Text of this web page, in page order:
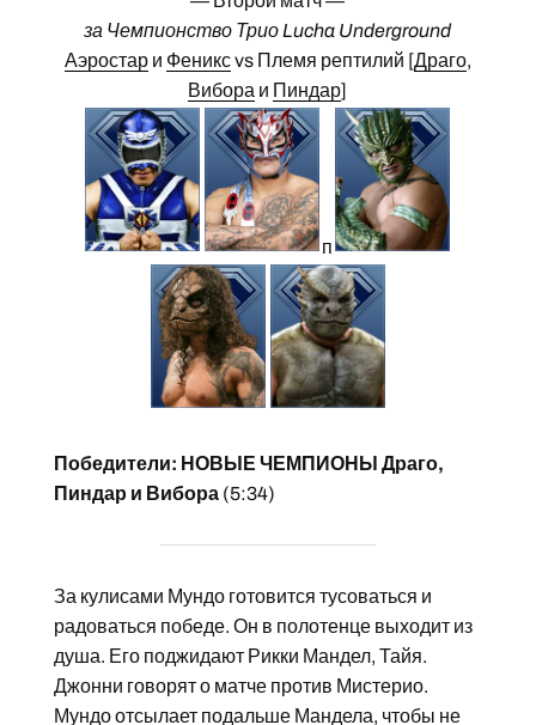
за Чемпионство Трио Lucha Underground
Аэростари Фениксvs Племя рептилий [Драго,
Вибора и Пиндар]
п
Победители: НОВЫЕ ЧЕМПИОНЫ Драго,
Пиндар и Вибора(5:34)
За кулисами Мундо готовится тусоваться и
радоваться победе. Он в полотенце выходит из
душа. Его поджидают Рикки Мандел, Тайя.
Джонни говорят о матче против Мистерио.
Мундо отсылает подальше Мандела, чтобы не